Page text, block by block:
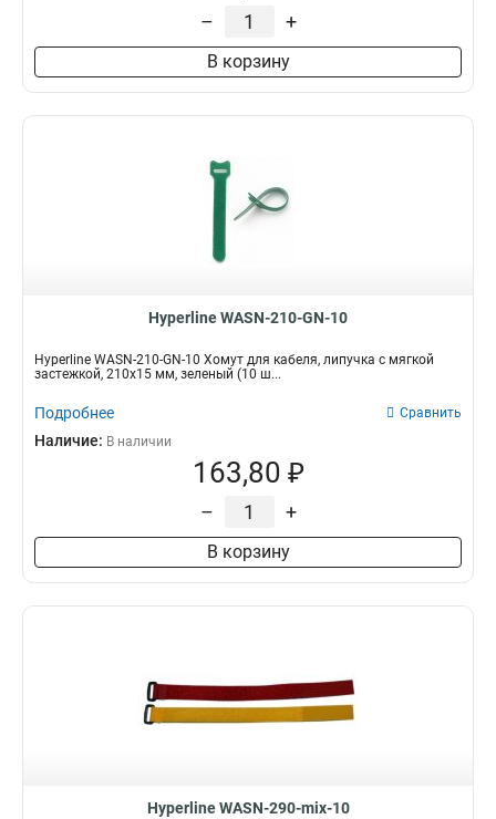
– +
В корзину
Hyperline WASN-210-GN-10
Hyperline WASN-210-GN-10 Хомут для кабеля, липучка с мягкой
застежкой, 210x15 мм, зеленый (10 ш...
Подробнее Сравнить
Наличие: В наличии
163,80 ₽
– +
В корзину
Hyperline WASN-290-mix-10